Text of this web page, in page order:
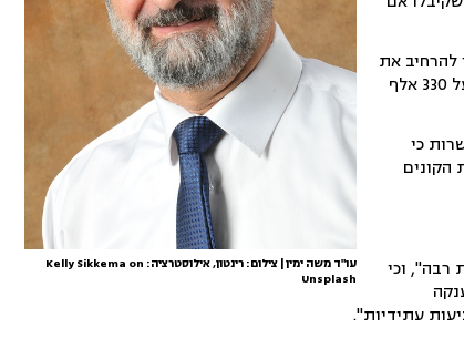
עו"ד משה ימין | צילום: רינטון, אילוסטרציה: Kelly Sikkema on
Unsplash
להרחיב את
פתחי דלתות הפנים, וכפועל יוצא מכך להחליף את הריצוף בדירה. דרישתם הכספית של השניים הועמדה על 330 אלף
כי
הקונים
רבה", וכי
עתידיות".